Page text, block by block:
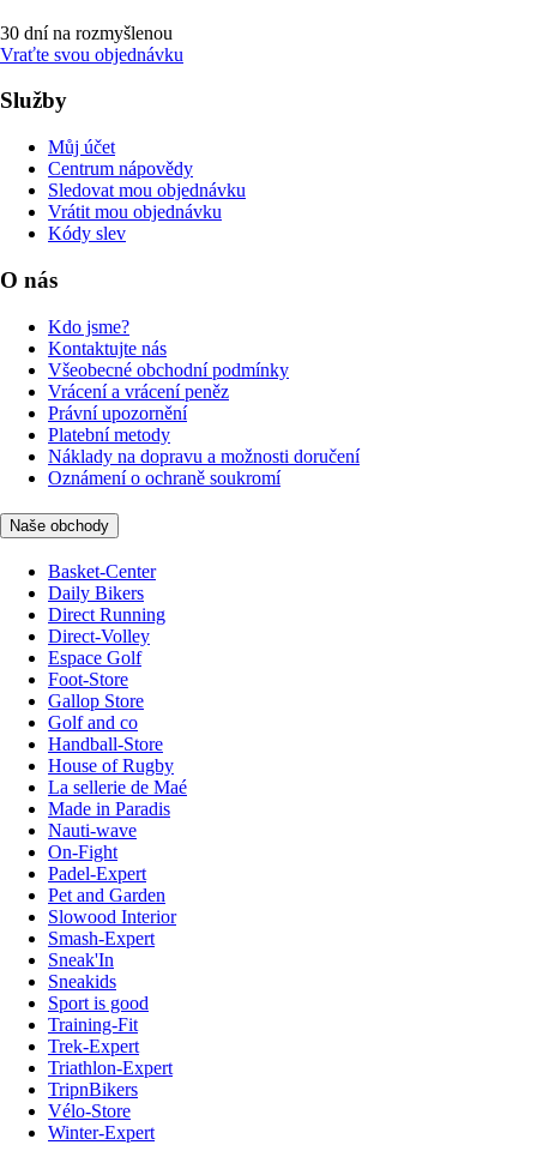
30 dní na rozmyšlenou
Vraťte svou objednávku
Služby
Můj účet
Centrum nápovědy
Sledovat mou objednávku
Vrátit mou objednávku
Kódy slev
O nás
Kdo jsme?
Kontaktujte nás
Všeobecné obchodní podmínky
Vrácení a vrácení peněz
Právní upozornění
Platební metody
Náklady na dopravu a možnosti doručení
Oznámení o ochraně soukromí
Naše obchody
Basket-Center
Daily Bikers
Direct Running
Direct-Volley
Espace Golf
Foot-Store
Gallop Store
Golf and co
Handball-Store
House of Rugby
La sellerie de Maé
Made in Paradis
Nauti-wave
On-Fight
Padel-Expert
Pet and Garden
Slowood Interior
Smash-Expert
Sneak'In
Sneakids
Sport is good
Training-Fit
Trek-Expert
Triathlon-Expert
TripnBikers
Vélo-Store
Winter-Expert